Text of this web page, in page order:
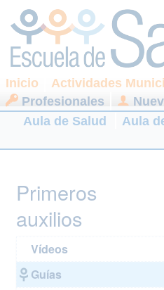
Inicio Actividades
Profesionales
Aula de Salud
Aula
Primeros
auxilios
Vídeos
Guías